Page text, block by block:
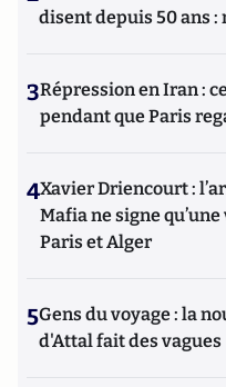
disent depuis 50 ans
3Répression en Iran :
pendant que Paris
4Xavier Driencourt :
Mafia ne signe
Paris et Alger
5Gens du voyage : la
d'Attal fait des vagues